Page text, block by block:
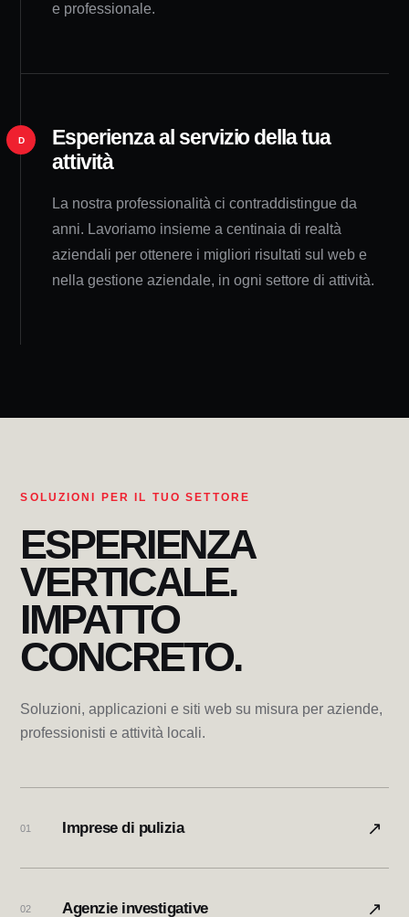
e professionale.
D
Esperienza al servizio della tua
attività
La nostra professionalità ci contraddistingue da
anni. Lavoriamo insieme a centinaia di realtà
aziendali per ottenere i migliori risultati sul web e
nella gestione aziendale, in ogni settore di attività.
SOLUZIONI PER IL TUO SETTORE
ESPERIENZA
VERTICALE.
IMPATTO
CONCRETO.
Soluzioni, applicazioni e siti web su misura per aziende,
professionisti e attività locali.
01 Imprese di pulizia ↗
02 Agenzie investigative ↗